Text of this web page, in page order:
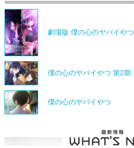
劇場版 僕の心のヤバイやつ
僕の心のヤバイやつ 第2期
僕の心のヤバイやつ